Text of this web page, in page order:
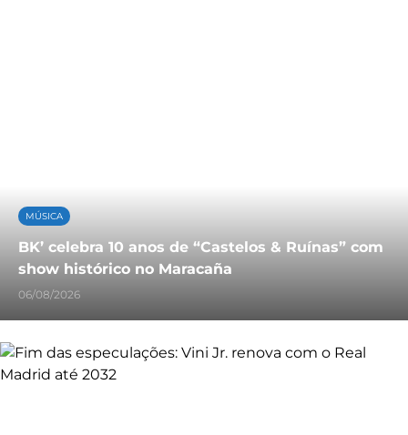
MÚSICA
BK’ celebra 10 anos de “Castelos & Ruínas” com
show histórico no Maracaña
06/08/2026